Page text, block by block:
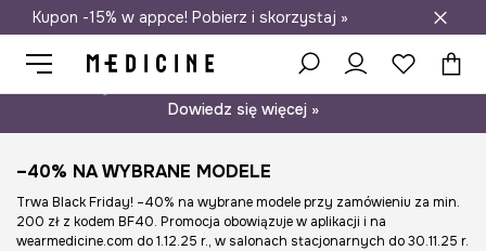
Darmowa dostawa do salonów
Kupon -15% w appce! Pobierz i skorzystaj »
Dowiedz się więcej »
–40% NA WYBRANE MODELE
Trwa Black Friday! –40% na wybrane modele przy zamówieniu za min.
200 zł z kodem BF40. Promocja obowiązuje w aplikacji i na
wearmedicine.com do 1.12.25 r., w salonach stacjonarnych do 30.11.25 r.